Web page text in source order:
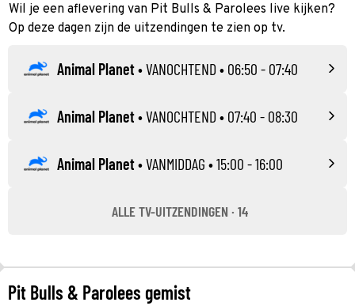
Wil je een aflevering van Pit Bulls & Parolees live kijken?
Op deze dagen zijn de uitzendingen te zien op tv.
Animal Planet•VANOCHTEND • 06:50 - 07:40
Animal Planet•VANOCHTEND • 07:40 - 08:30
Animal Planet•VANMIDDAG • 15:00 - 16:00
ALLE TV-UITZENDINGEN · 14
Pit Bulls & Parolees gemist